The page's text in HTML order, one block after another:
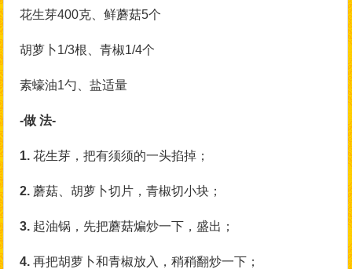
花生芽400克、鲜蘑菇5个
胡萝卜1/3根、青椒1/4个
素蠔油1勺、盐适量
-做 法-
1. 花生芽，把有须须的一头掐掉；
2. 蘑菇、胡萝卜切片，青椒切小块；
3. 起油锅，先把蘑菇煸炒一下，盛出；
4.再把胡萝卜和青椒放入，稍稍翻炒一下；